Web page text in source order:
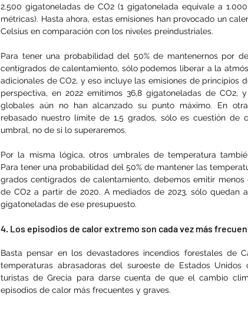
2.500 gigatoneladas de CO2 (1 gigatonelada equivale a
métricas). Hasta ahora, estas emisiones han provocado un
Celsius en comparación con los niveles preindustriales.
Para tener una probabilidad del 50% de mantenernos por
centígrados de calentamiento, sólo podemos liberar a la
adicionales de CO2, y eso incluye las emisiones de principios
perspectiva, en 2022 emitimos 36,8 gigatoneladas de CO2,
globales aún no han alcanzado su punto máximo. En
rebasado nuestro límite de 1,5 grados, sólo es cuestión de
umbral, no de si lo superaremos.
Por la misma lógica, otros umbrales de temperatura
Para tener una probabilidad del 50% de mantener las
grados centígrados de calentamiento, debemos emitir menos
de CO2 a partir de 2020. A mediados de 2023, sólo quedan
gigatoneladas de ese presupuesto.
4. Los episodios de calor extremo son cada vez más
Basta pensar en los devastadores incendios forestales de
temperaturas abrasadoras del suroeste de Estados
turistas de Grecia para darse cuenta de que el cambio
episodios de calor más frecuentes y graves.